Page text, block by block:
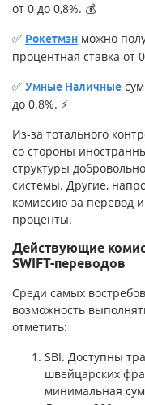
от 0 до 0,8%. 💰
✅ Рокетмэн можно
процентная ставка от
✅ Умные Наличные
до 0.8%. ⚡
Из-за тотального
со стороны
структуры
системы. Другие,
комиссию за перевод
проценты.
Действующие
SWIFT-переводов
Среди самых
возможность
отметить:
SBI. Доступны
швейцарских
минимальная